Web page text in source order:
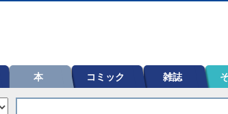
本 コミック 雑誌